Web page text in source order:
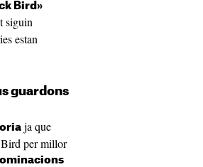
Bird»
siguin
estan
guardons
ja que
Bird per millor